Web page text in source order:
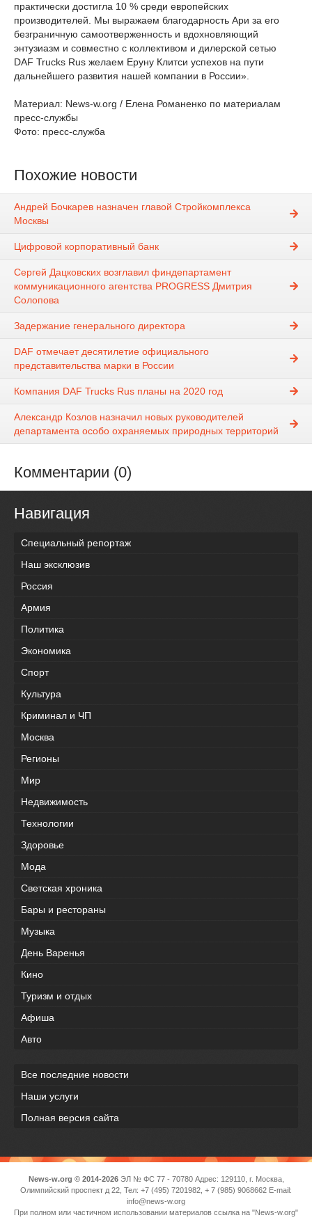
практически достигла 10 % среди европейских
производителей. Мы выражаем благодарность Ари за его
безграничную самоотверженность и вдохновляющий
энтузиазм и совместно с коллективом и дилерской сетью
DAF Trucks Rus желаем Eруну Клитси успехов на пути
дальнейшего развития нашей компании в России».
Материал: News-w.org / Елена Романенко по материалам
пресс-службы
Фото: пресс-служба
Похожие новости
Андрей Бочкарев назначен главой Стройкомплекса
Москвы
Цифровой корпоративный банк
Сергей Дацковских возглавил финдепартамент
коммуникационного агентства PROGRESS Дмитрия
Солопова
Задержание генерального директора
DAF отмечает десятилетие официального
представительства марки в России
Компания DAF Trucks Rus планы на 2020 год
Александр Козлов назначил новых руководителей
департамента особо охраняемых природных территорий
Комментарии (0)
Навигация
Специальный репортаж
Наш эксклюзив
Россия
Армия
Политика
Экономика
Спорт
Культура
Криминал и ЧП
Москва
Регионы
Мир
Недвижимость
Технологии
Здоровье
Мода
Светская хроника
Бары и рестораны
Музыка
День Варенья
Кино
Туризм и отдых
Афиша
Авто
Все последние новости
Наши услуги
Полная версия сайта
News-w.org © 2014-2026ЭЛ № ФС 77 - 70780 Адрес: 129110, г. Москва,
Олимпийский проспект д 22, Тел: +7 (495) 7201982, + 7 (985) 9068662 E-mail:
info@news-w.org
При полном или частичном использовании материалов ссылка на "News-w.org"